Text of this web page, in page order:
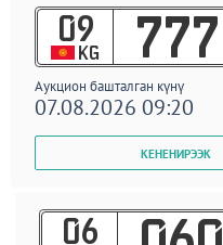
09
KG 777
Аукцион башталган күнү
07.08.2026 09:20
06